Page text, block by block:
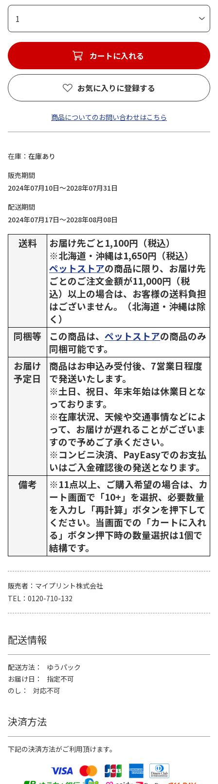
1
カートに入れる
お気に入りに登録する
商品についてのお問い合わせはこちら
在庫
在庫あり
販売期間
2024年07月10日～2028年07月31日
配送期間
2024年07月17日～2028年08月08日
送料
お届け先ごと1,100円（税込）
※北海道・沖縄は1,650円（税込）
ペットストアの商品に限り、お届け先
ごとのご注文金額が11,000円（税
込）以上の場合は、お客様の送料負担
はございません。（北海道・沖縄は除
く）
同梱等
この商品は、 ペットストアの商品のみ
同梱可能です。
お届け
予定日
商品はお申込み受付後、7営業日程度
で発送いたします。
※土日、祝日、年末年始は休業日とな
っております。
※在庫状況、天候や交通事情などによ
って、お届けが遅れることがございま
すので予めご了承ください。
※コンビニ決済、PayEasyでのお支払
いはご入金確認後の発送となります。
備考
※11点以上、ご購入希望の場合は、カ
ート画面で「10+」を選択、必要数量
を入力し「再計算」ボタンを押下して
ください。当画面での「カートに入れ
る」ボタン押下時の数量選択は1個で
結構です。
販売者
マイプリント株式会社
TEL
0120-710-132
配送情報
配送方法
ゆうパック
お届け日
指定不可
のし
対応不可
決済方法
下記の決済方法がご利用頂けます。